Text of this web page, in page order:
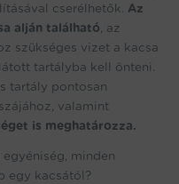
cserélhetők. Az
alján található , az
szükséges vizet a kacsa
tartályba kell önteni.
tartály pontosan
valamint
is meghatározza.
minden
egy kacsától?